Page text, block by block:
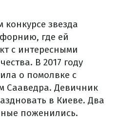
конкурсе звезда
где ей
с интересными
В 2017 году
о помолвке с
Сааведра. Девичник
в Киеве. Два
поженились.